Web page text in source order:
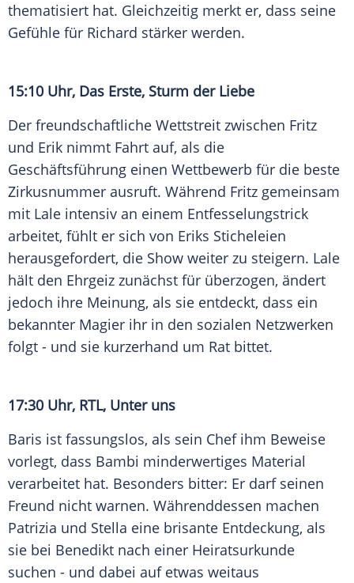
thematisiert hat. Gleichzeitig merkt er, dass seine
Gefühle für Richard stärker werden.
15:10 Uhr, Das Erste, Sturm der Liebe
Der freundschaftliche Wettstreit zwischen Fritz
und Erik nimmt Fahrt auf, als die
Geschäftsführung einen Wettbewerb für die beste
Zirkusnummer ausruft. Während Fritz gemeinsam
mit Lale intensiv an einem Entfesselungstrick
arbeitet, fühlt er sich von Eriks Sticheleien
herausgefordert, die Show weiter zu steigern. Lale
hält den Ehrgeiz zunächst für überzogen, ändert
jedoch ihre Meinung, als sie entdeckt, dass ein
bekannter Magier ihr in den sozialen Netzwerken
folgt - und sie kurzerhand um Rat bittet.
17:30 Uhr, RTL, Unter uns
Baris ist fassungslos, als sein Chef ihm Beweise
vorlegt, dass Bambi minderwertiges Material
verarbeitet hat. Besonders bitter: Er darf seinen
Freund nicht warnen. Währenddessen machen
Patrizia und Stella eine brisante Entdeckung, als
sie bei Benedikt nach einer Heiratsurkunde
suchen - und dabei auf etwas weitaus